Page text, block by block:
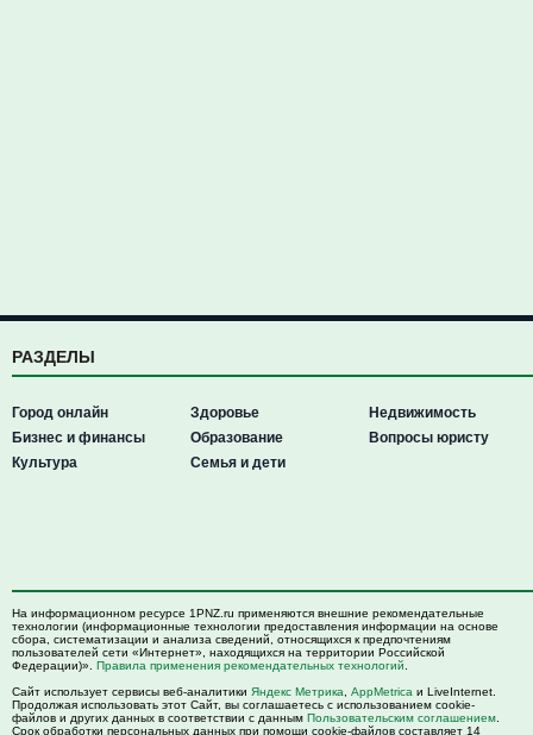
РАЗДЕЛЫ
Город онлайн
Бизнес и финансы
Культура
Здоровье
Образование
Семья и дети
Недвижимость
Вопросы юристу
На информационном ресурсе 1PNZ.ru применяются внешние рекомендательные
технологии (информационные технологии предоставления информации на основе
сбора, систематизации и анализа сведений, относящихся к предпочтениям
пользователей сети «Интернет», находящихся на территории Российской
Федерации)». Правила применения рекомендательных технологий
Сайт использует сервисы веб-аналитики Яндекс Метрика AppMetrica и LiveInternet.
Продолжая использовать этот Сайт, вы соглашаетесь с использованием cookie-
файлов и других данных в соответствии с данным Пользовательским соглашением
Срок обработки персональных данных при помощи cookie-файлов составляет 14